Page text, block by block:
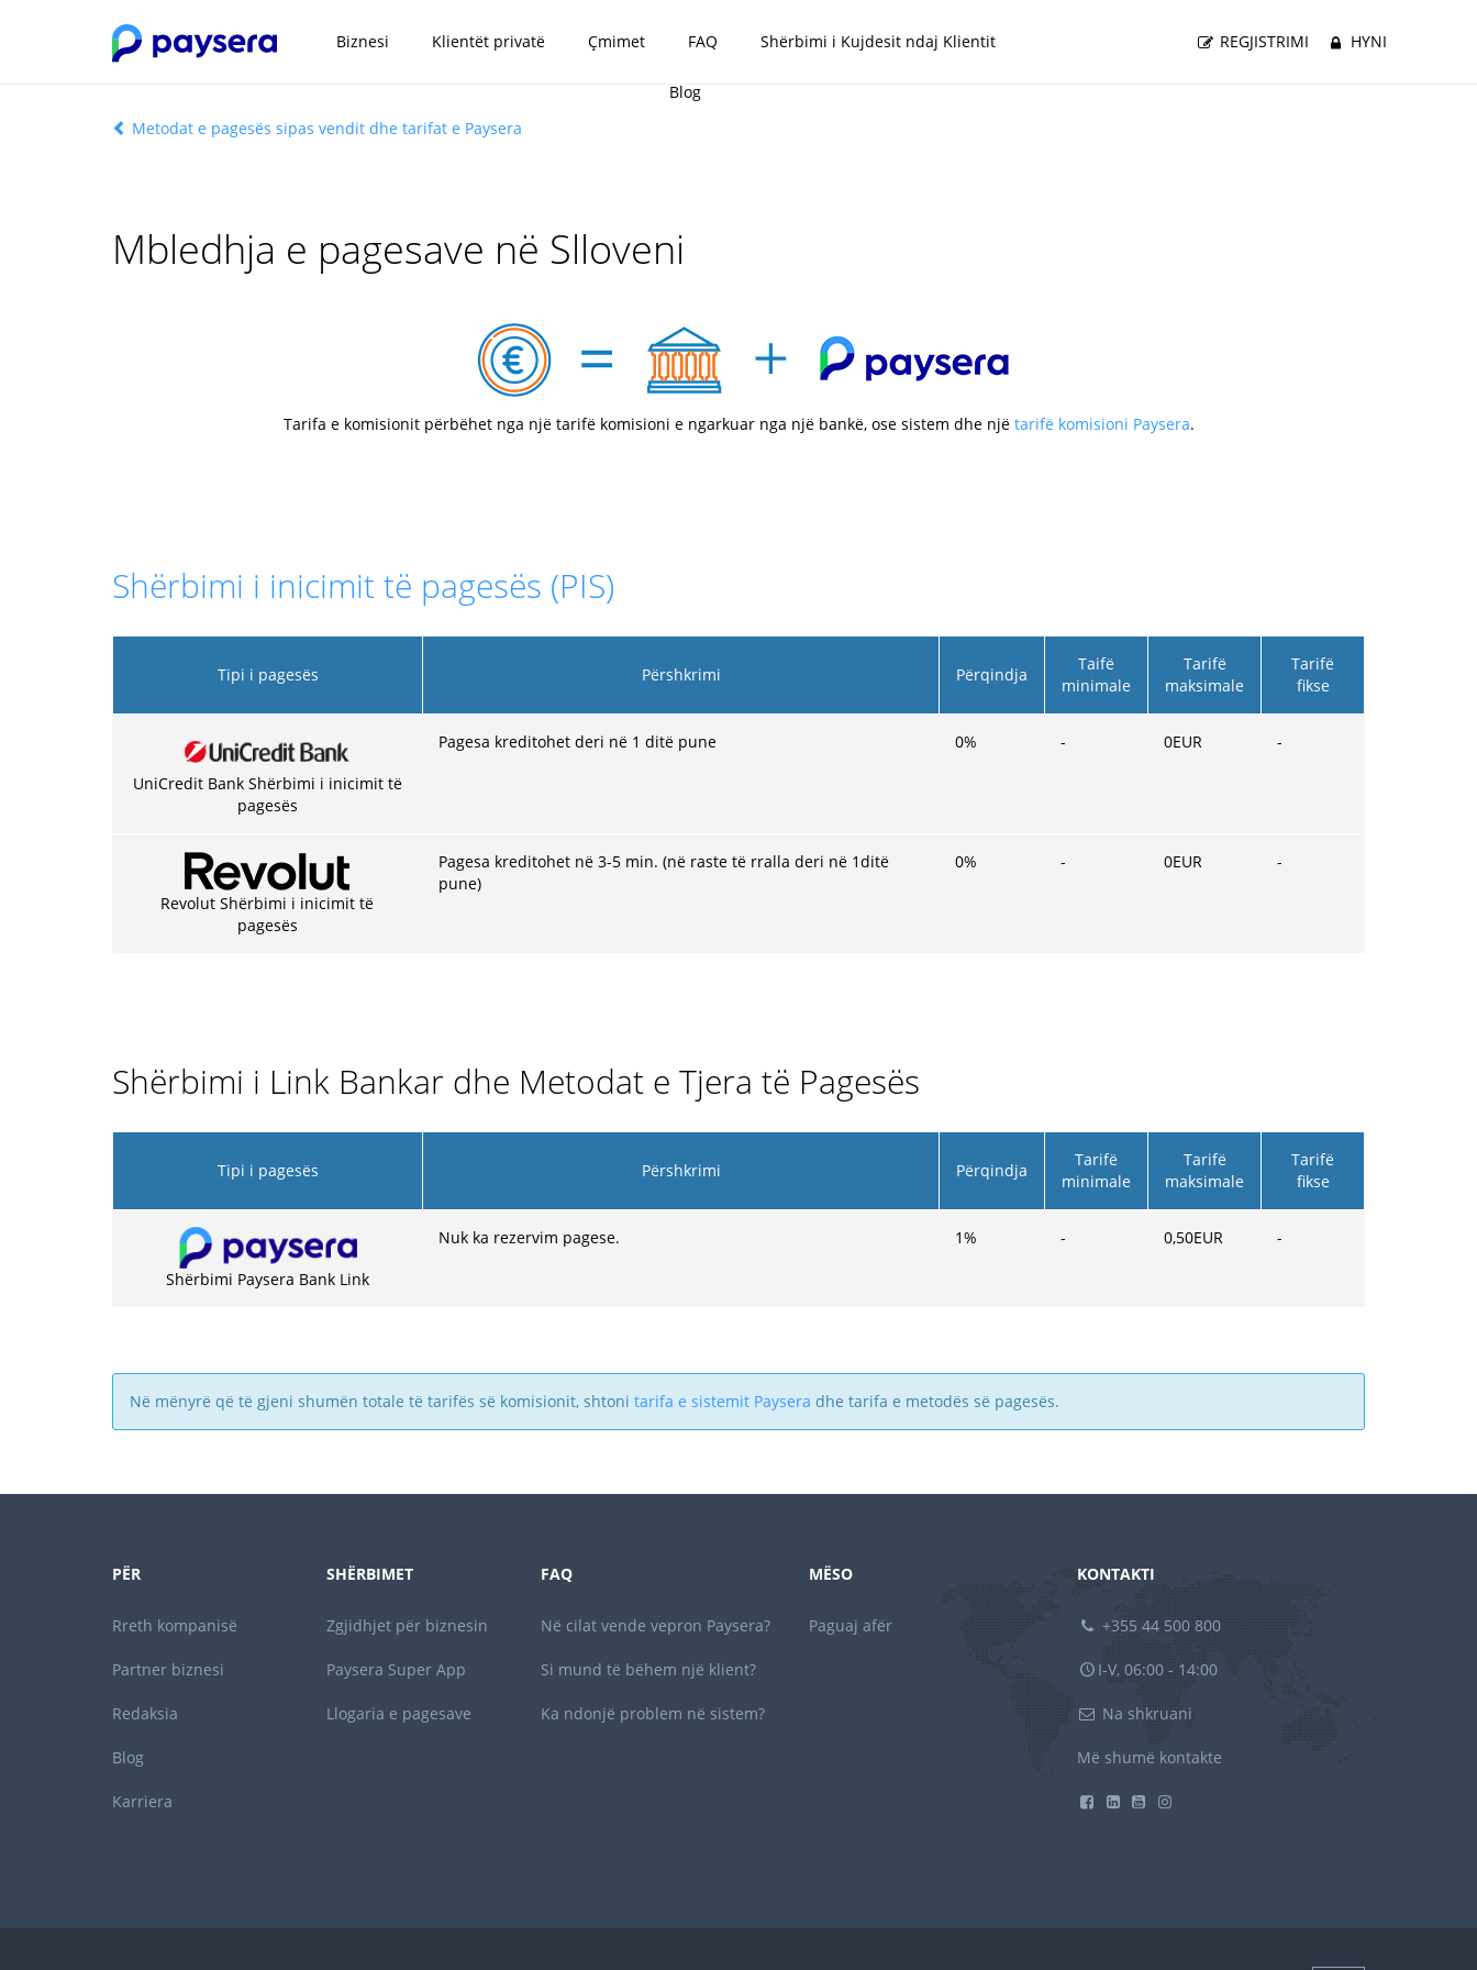
Biznesi Klientët privatë Çmimet FAQ Shërbimi i Kujdesit ndaj Klientit
Blog
REGJISTRIMI HYNI
Metodat e pagesës sipas vendit dhe tarifat e Paysera
Mbledhja e pagesave në Slloveni
Tarifa e komisionit përbëhet nga një tarifë komisioni e ngarkuar nga një bankë, ose sistem dhe një tarifë komisioni Paysera.
Shërbimi i inicimit të pagesës (PIS)
Tipi i pagesës Përshkrimi Përqindja
Taifë
minimale
Tarifë
maksimale
Tarifë
fikse
UniCredit Bank Shërbimi i inicimit të
pagesës
Pagesa kreditohet deri në 1 ditë pune 0% - 0EUR -
Revolut Shërbimi i inicimit të
pagesës
Pagesa kreditohet në 3-5 min. (në raste të rralla deri në 1ditë
pune)
0% - 0EUR -
Shërbimi i Link Bankar dhe Metodat e Tjera të Pagesës
Tipi i pagesës Përshkrimi Përqindja
Tarifë
minimale
Tarifë
maksimale
Tarifë
fikse
Shërbimi Paysera Bank Link
Nuk ka rezervim pagese. 1% - 0,50EUR -
Në mënyrë që të gjeni shumën totale të tarifës së komisionit, shtoni tarifa e sistemit Paysera dhe tarifa e metodës së pagesës.
PËR
Rreth kompanisë
Partner biznesi
Redaksia
Blog
Karriera
SHËRBIMET
Zgjidhjet për biznesin
Paysera Super App
Llogaria e pagesave
FAQ
Në cilat vende vepron Paysera?
Si mund të bëhem një klient?
Ka ndonjë problem në sistem?
MËSO
Paguaj afër
KONTAKTI
+355 44 500 800
I-V, 06:00 - 14:00
Na shkruani
Më shumë kontakte